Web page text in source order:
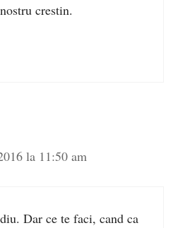
crestin.
la 11:50 am
Dar ce te faci, cand ca